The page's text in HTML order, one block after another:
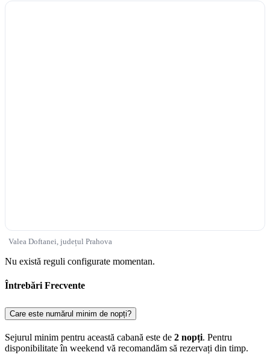
Valea Doftanei, județul Prahova
Nu există reguli configurate momentan.
Întrebări Frecvente
Care este numărul minim de nopți?
Sejurul minim pentru această cabană este de 2 nopți. Pentru
disponibilitate în weekend vă recomandăm să rezervați din timp.